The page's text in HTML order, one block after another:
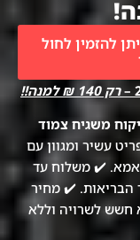
להזמין לחול
רק 140 ₪ למנה!!
משגיח צמוד
עשיר ומגוון עם
אמא. ✔️ משלוח עד
הבריאות. ✔️ מחיר
✔️ ללא חשש לשרויה וללא